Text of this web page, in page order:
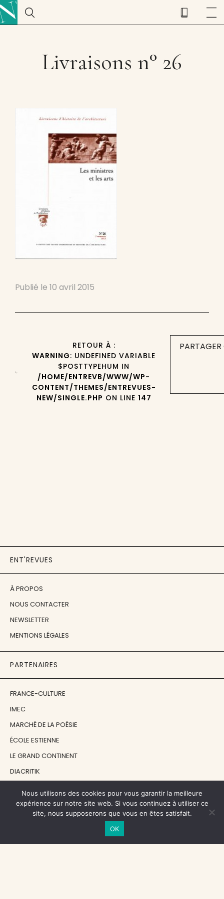
Livraisons n° 26
Publié le 10 avril 2015
RETOUR À :
WARNING: UNDEFINED VARIABLE
$POSTTYPEHUM IN
/HOME/ENTREVB/WWW/WP-
CONTENT/THEMES/ENTREVUES-
NEW/SINGLE.PHP ON LINE 147
ENT'REVUES
À PROPOS
NOUS CONTACTER
NEWSLETTER
MENTIONS LÉGALES
PARTENAIRES
FRANCE-CULTURE
IMEC
MARCHÉ DE LA POÉSIE
ÉCOLE ESTIENNE
LE GRAND CONTINENT
DIACRITIK
NOS SOUTIENS
CENTRE NATIONAL DU LIVRE
Nous utilisons des cookies pour vous garantir la meilleure
expérience sur notre site web. Si vous continuez à utiliser ce
site, nous supposerons que vous en êtes satisfait.
OK